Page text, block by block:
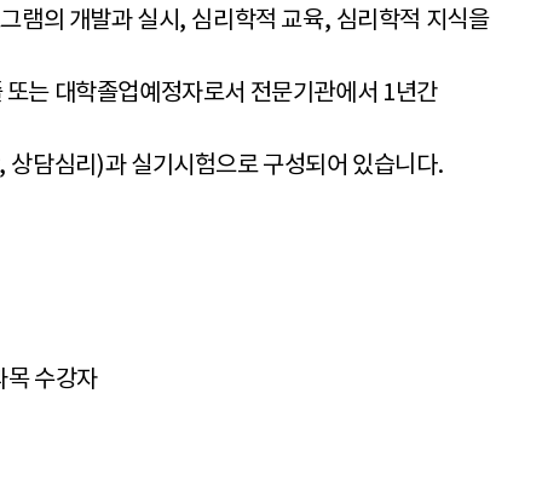
램의 개발과 실시 , 심리학적 교육, 심리학적 지식을
는 대학졸업예정자로서 전문기관에서 1년간
, 상담심리 )과 실기시험으로 구성되어 있습니다.
목 수강자